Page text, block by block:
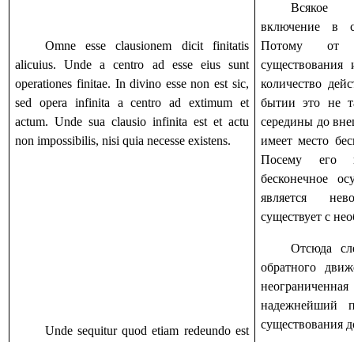
Omne esse clausionem dicit finitatis
alicuius. Unde a centro ad esse eius sunt
operationes finitae. In divino esse non est sic,
sed opera infinita a centro ad extimum et
actum. Unde sua clausio infinita est et actu
non impossibilis, nisi quia necesse existens.
Unde sequitur quod etiam redeundo est
Всякое
включение в
Потому от
существования
количество
бытии это не
середины до
имеет место
Посему его
бесконечное
является
существует с
Отсюда
обратного
надежнейший
существования